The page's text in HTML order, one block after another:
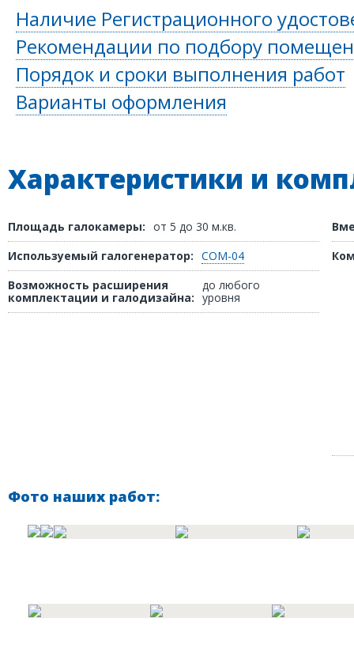
Наличие Регистрационного
Рекомендации по подбору
Порядок и сроки выполнения работ
Варианты оформления
Характеристики и
Площадь галокамеры: от 5 до 30 м.кв.
Используемый галогенератор: СОМ-04
Возможность расширения
комплектации и галодизайна:
до любого
уровня
Фото наших работ: